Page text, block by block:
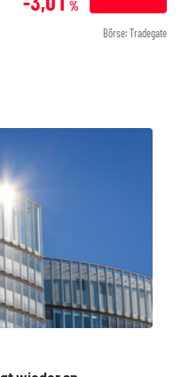
%
Börse: Tradegate